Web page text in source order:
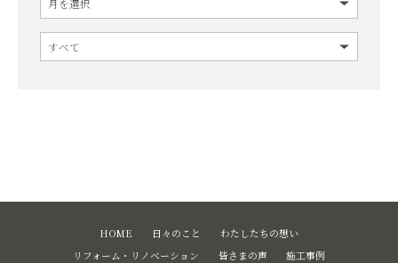
HOME 日々のこと
わたしたちの想い
リフォーム・リノベーション
皆さまの声 施工事例